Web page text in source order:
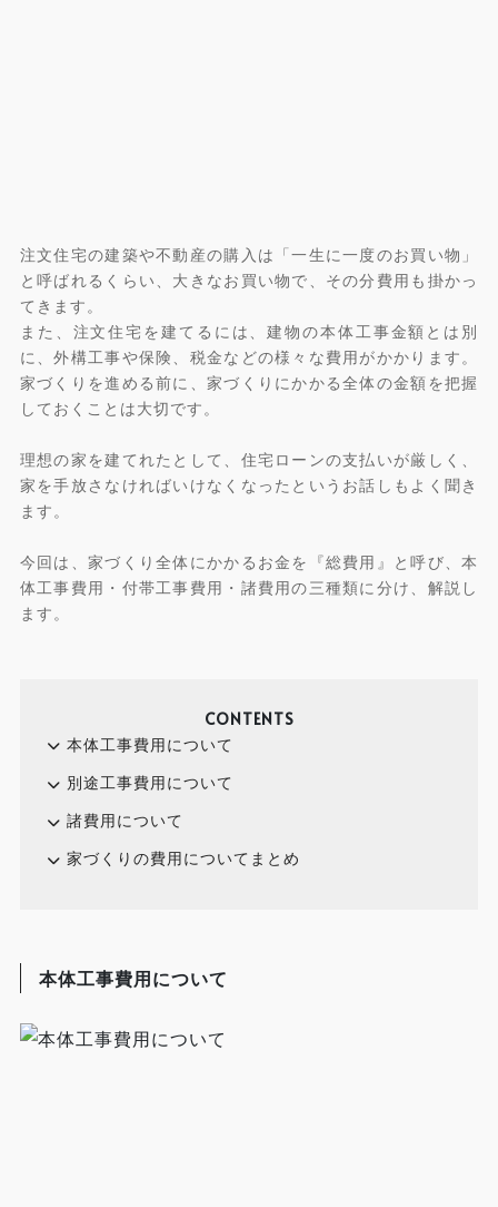
注文住宅の建築や不動産の購入は「一生に一度のお買い物」
と呼ばれるくらい、大きなお買い物で、その分費用も掛かっ
てきます。
また、注文住宅を建てるには、建物の本体工事金額とは別
に、外構工事や保険、税金などの様々な費用がかかります。
家づくりを進める前に、家づくりにかかる全体の金額を把握
しておくことは大切です。
理想の家を建てれたとして、住宅ローンの支払いが厳しく、
家を手放さなければいけなくなったというお話しもよく聞き
ます。
今回は、家づくり全体にかかるお金を『総費用』と呼び、本
体工事費用・付帯工事費用・諸費用の三種類に分け、解説し
ます。
CONTENTS
本体工事費用について
別途工事費用について
諸費用について
家づくりの費用についてまとめ
本体工事費用について